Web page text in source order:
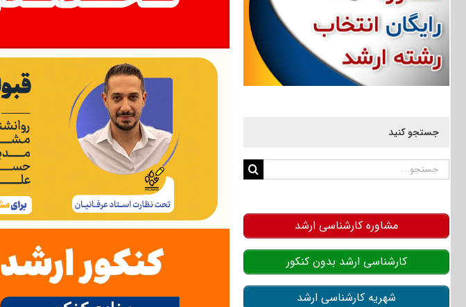
جستجو کنید
جستجو
مشاوره کارشناسی ارشد
کارشناسی ارشد بدون کنکور
شهریه کارشناسی ارشد